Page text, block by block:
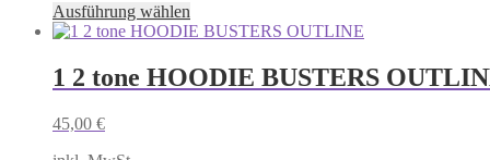
Ausführung wählen
Produkt
mehrere
Varianten
1 2 tone HOODIE BUSTERS
45,00 €